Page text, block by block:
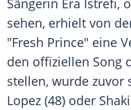
Sängerin Era Istrefi,
sehen, erhielt von
"Fresh Prince" eine
den offiziellen Song
stellen, wurde zuvor
Lopez (48) oder